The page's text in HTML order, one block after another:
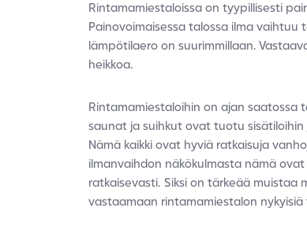
Rintamamiestaloissa on tyypillisesti
Painovoimaisessa talossa ilma vaihtuu
lämpötilaero on suurimmillaan.
heikkoa.
Rintamamiestaloihin on ajan saatossa
saunat ja suihkut ovat tuotu
Nämä kaikki ovat hyviä ratkaisuja
ilmanvaihdon näkökulmasta nämä
ratkaisevasti. Siksi on tärkeää
vastaamaan rintamamiestalon